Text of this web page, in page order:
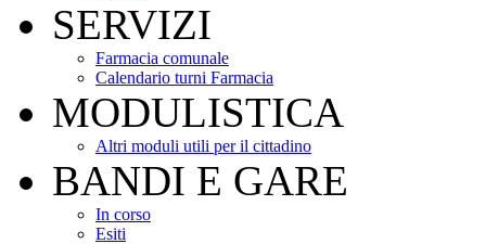
SERVIZI
Farmacia comunale
Calendario turni Farmacia
MODULISTICA
Altri moduli utili per il cittadino
BANDI E GARE
In corso
Esiti